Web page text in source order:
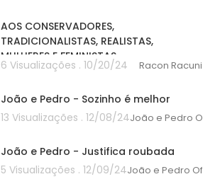
AOS CONSERVADORES,
TRADICIONALISTAS, REALISTAS,
MULHERES E FEMINISTAS
6 Visualizações . 10/20/24 Racon Racuni
João e Pedro - Sozinho é melhor
13 Visualizações . 12/08/24João e Pedro
João e Pedro - Justifica roubada
5 Visualizações . 12/09/24João e Pedro